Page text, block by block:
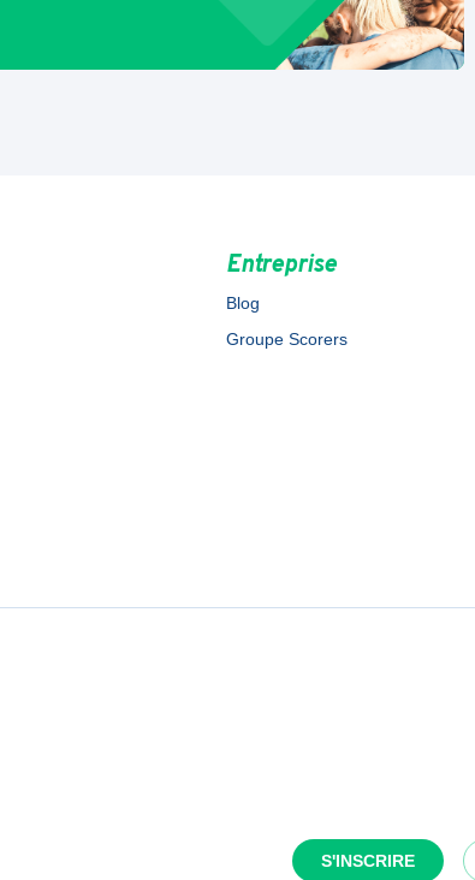
S'INSCRIRE
Entreprise
Blog
Groupe Scorers